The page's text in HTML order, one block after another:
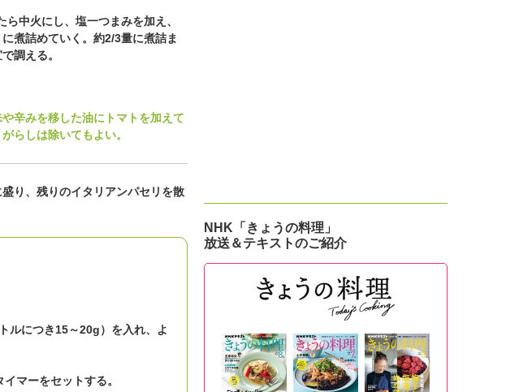
中火にし、塩一つまみを加え、
煮詰めていく。約2/3量に煮詰ま
調える。
辛みを移した油にトマトを加えて
らしは除いてもよい。
り、残りのイタリアンパセリを散
ルにつき15～20g）を入れ、よ
マーをセットする。
NHK「きょうの料理」
放送＆テキストのご紹介